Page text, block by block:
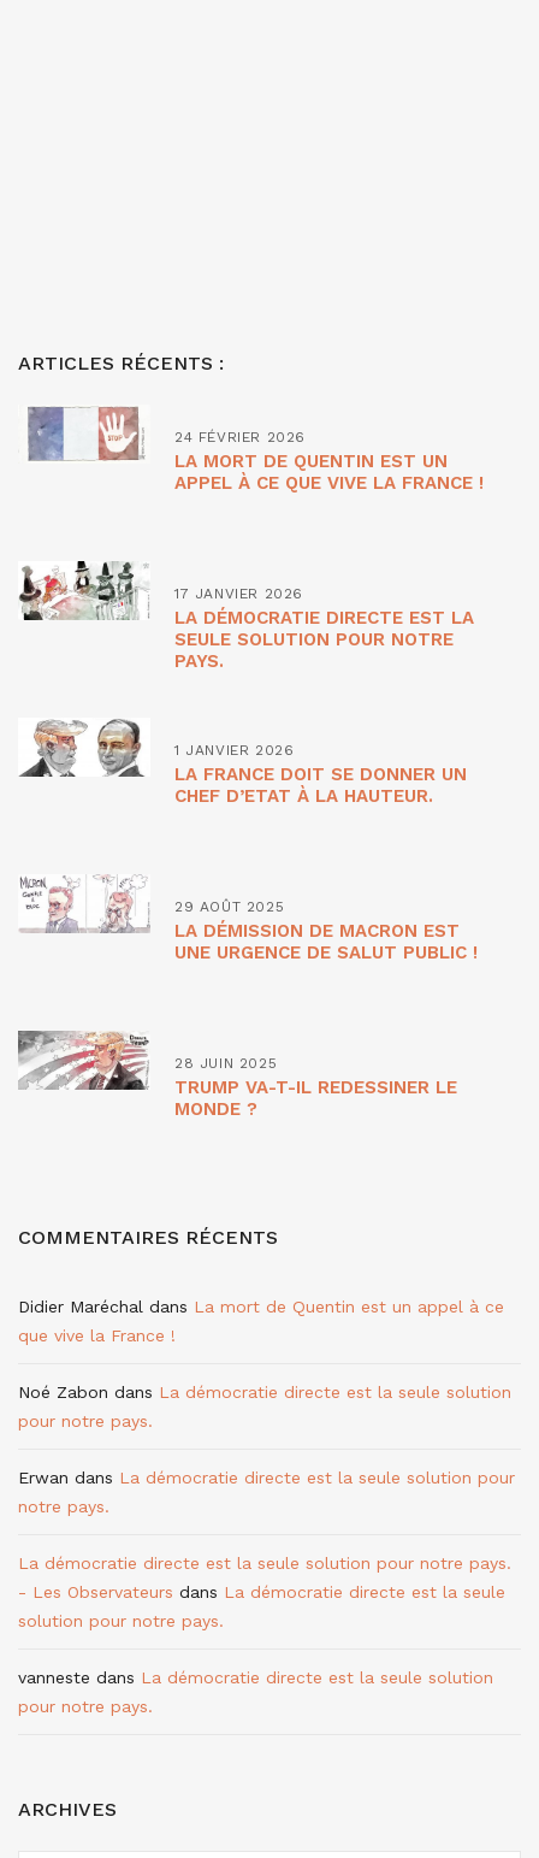
ARTICLES RÉCENTS :
24 FÉVRIER 2026
LA MORT DE QUENTIN EST UN
APPEL À CE QUE VIVE LA FRANCE !
17 JANVIER 2026
LA DÉMOCRATIE DIRECTE EST LA
SEULE SOLUTION POUR NOTRE
PAYS.
1 JANVIER 2026
LA FRANCE DOIT SE DONNER UN
CHEF D’ETAT À LA HAUTEUR.
29 AOÛT 2025
LA DÉMISSION DE MACRON EST
UNE URGENCE DE SALUT PUBLIC !
28 JUIN 2025
TRUMP VA-T-IL REDESSINER LE
MONDE ?
COMMENTAIRES RÉCENTS
Didier Maréchal dans La mort de Quentin est un appel à ce
que vive la France !
Noé Zabon dans La démocratie directe est la seule solution
pour notre pays.
Erwan dans La démocratie directe est la seule solution pour
notre pays.
La démocratie directe est la seule solution pour notre pays.
- Les Observateurs dans La démocratie directe est la seule
solution pour notre pays.
vanneste dans La démocratie directe est la seule solution
pour notre pays.
ARCHIVES